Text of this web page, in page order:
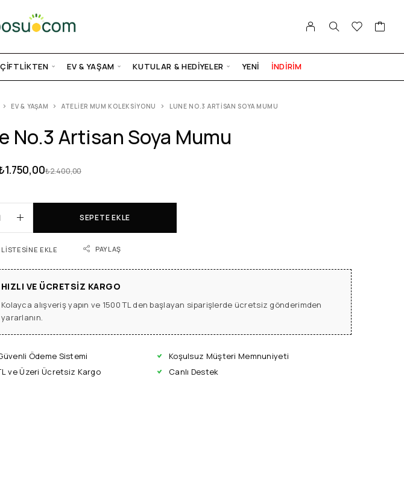
ÇIFTLIKTEN EV & YAŞAM KUTULAR & HEDIYELER YENI İNDİRİM
EV & YAŞAM ATELIER MUM KOLEKSIYONU LUNE NO.3 ARTISAN SOYA MUMU
No.3 Artisan Soya Mumu
₺2.400,00
1.750,00
SEPETE EKLE
EKLE PAYLAŞ
HIZLI VE ÜCRETSIZ KARGO
Kolayca alışveriş yapın ve 1500 TL den başlayan siparişlerde ücretsiz gönderimden
yararlanın.
Ödeme Sistemi
ve Üzeri Ücretsiz Kargo
Koşulsuz Müşteri Memnuniyeti
Canlı Destek